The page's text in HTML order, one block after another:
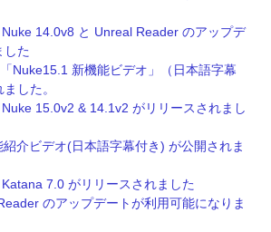
14.0v8 と Unreal Reader のアップデ
した
「Nuke15.1 新機能ビデオ」（日本語字幕
した。
15.0v2 & 14.1v2 がリリースされまし
介ビデオ(日本語字幕付き) が公開されま
7.0 がリリースされました
のアップデートが利用可能になりま